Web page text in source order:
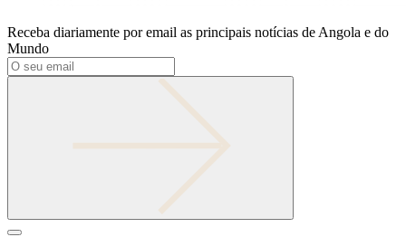
Receba diariamente por email as principais notícias de Angola e do
Mundo